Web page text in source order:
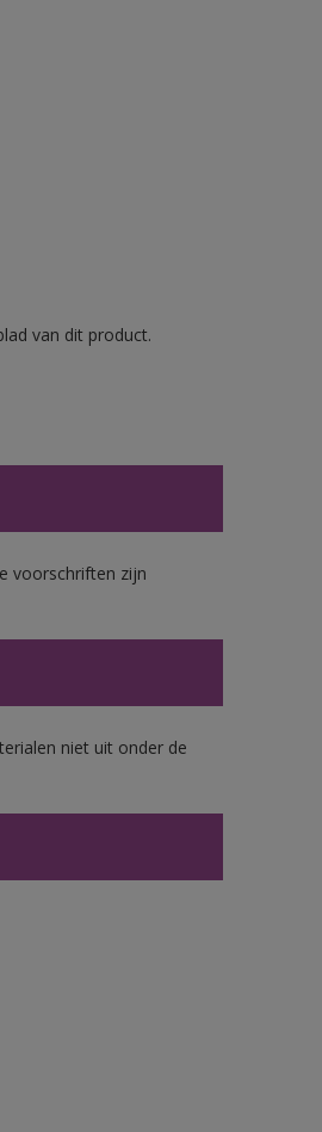
van dit product.
voorschriften zijn
niet uit onder de